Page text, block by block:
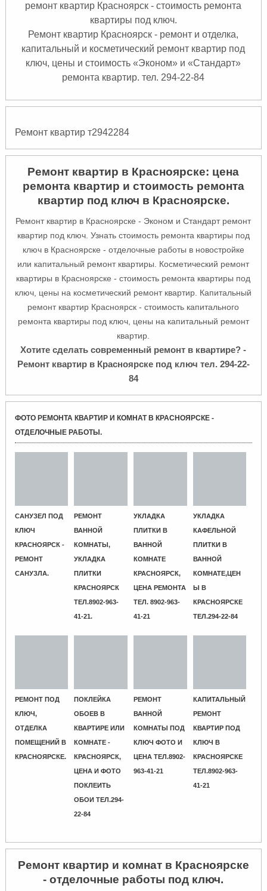
ремонт квартир Красноярск - стоимость ремонта
квартиры под ключ.
Ремонт квартир Красноярск - ремонт и отделка,
капитальный и косметический ремонт квартир под
ключ, цены и стоимость «Эконом» и «Стандарт»
ремонта квартир. тел. 294-22-84
Ремонт квартир т2942284
Ремонт квартир в Красноярске: цена
ремонта квартир и стоимость ремонта
квартир под ключ в Красноярске.
Ремонт квартир в Красноярске - Эконом и Стандарт ремонт
квартир под ключ. Узнать стоимость ремонта квартиры под
ключ в Красноярске - отделочные работы в новостройке
или капитальный ремонт квартиры. Косметический ремонт
квартиры в Красноярске - стоимость ремонта квартиры под
ключ, цены на косметический ремонт квартир. Капитальный
ремонт квартир Красноярск - стоимость капитального
ремонта квартиры под ключ, цены на капитальный ремонт
квартир.
Хотите сделать современный ремонт в квартире? -
Ремонт квартир в Красноярске под ключ тел. 294-22-
84
ФОТО РЕМОНТА КВАРТИР И КОМНАТ В КРАСНОЯРСКЕ -
ОТДЕЛОЧНЫЕ РАБОТЫ.
САНУЗЕЛ ПОД
КЛЮЧ
КРАСНОЯРСК -
РЕМОНТ
САНУЗЛА.
РЕМОНТ
ВАННОЙ
КОМНАТЫ,
УКЛАДКА
ПЛИТКИ
КРАСНОЯРСК
ТЕЛ.8902-963-
41-21.
УКЛАДКА
ПЛИТКИ В
ВАННОЙ
КОМНАТЕ
КРАСНОЯРСК,
ЦЕНА РЕМОНТА
ТЕЛ. 8902-963-
41-21
УКЛАДКА
КАФЕЛЬНОЙ
ПЛИТКИ В
ВАННОЙ
КОМНАТЕ,ЦЕН
Ы В
КРАСНОЯРСКЕ
ТЕЛ.294-22-84
РЕМОНТ ПОД
КЛЮЧ,
ОТДЕЛКА
ПОМЕЩЕНИЙ В
КРАСНОЯРСКЕ.
ПОКЛЕЙКА
ОБОЕВ В
КВАРТИРЕ ИЛИ
КОМНАТЕ -
КРАСНОЯРСК,
ЦЕНА И ФОТО
ПОКЛЕИТЬ
ОБОИ ТЕЛ.294-
22-84
РЕМОНТ
ВАННОЙ
КОМНАТЫ ПОД
КЛЮЧ ФОТО И
ЦЕНА ТЕЛ.8902-
963-41-21
КАПИТАЛЬНЫЙ
РЕМОНТ
КВАРТИР ПОД
КЛЮЧ В
КРАСНОЯРСКЕ
ТЕЛ.8902-963-
41-21
Ремонт квартир и комнат в Красноярске
- отделочные работы под ключ.